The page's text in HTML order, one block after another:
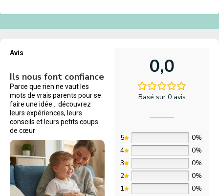
Avis
Ils nous font confiance
Parce que rien ne vaut les
mots de vrais parents pour se
faire une idée… découvrez
leurs expériences, leurs
conseils et leurs petits coups
de cœur
0,0
Basé sur 0 avis
5
0%
4
0%
3
0%
2
0%
1
0%